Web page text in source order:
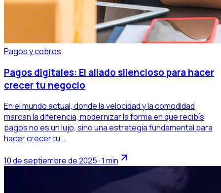
Pagos y cobros
Pagos digitales: El aliado silencioso para hacer
crecer tu negocio
En el mundo actual, donde la velocidad y la comodidad
marcan la diferencia, modernizar la forma en que recibís
pagos no es un lujo, sino una estrategia fundamental para
hacer crecer tu…
10 de septiembre de 2025 · 1 min